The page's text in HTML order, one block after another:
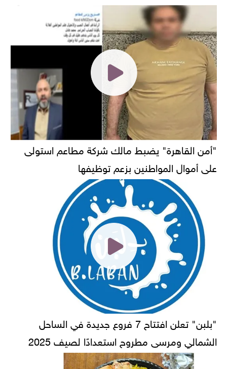
"أمن القاهرة" يضبط مالك شركة مطاعم استولى
على أموال المواطنين بزعم توظيفها
"بلبن" تعلن افتتاح 7 فروع جديدة في الساحل
الشمالي ومرسى مطروح استعدادًا لصيف 2025